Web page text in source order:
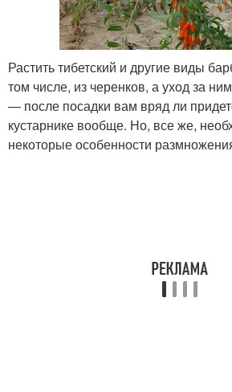
Растить тибетский и другие виды
том числе, из черенков, а уход за
— после посадки вам вряд ли
кустарнике вообще. Но, все же,
некоторые особенности